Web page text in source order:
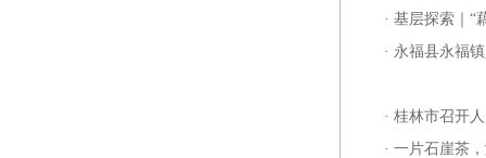
· 基层探索｜“
· 永福县永福
· 桂林市召开
· 一片石崖茶